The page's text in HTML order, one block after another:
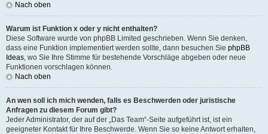
Nach oben
Warum ist Funktion x oder y nicht enthalten?
Diese Software wurde von phpBB Limited geschrieben. Wenn Sie denken,
dass eine Funktion implementiert werden sollte, dann besuchen Sie phpBB
Ideas, wo Sie Ihre Stimme für bestehende Vorschläge abgeben oder neue
Funktionen vorschlagen können.
Nach oben
An wen soll ich mich wenden, falls es Beschwerden oder juristische
Anfragen zu diesem Forum gibt?
Jeder Administrator, der auf der „Das Team“-Seite aufgeführt ist, ist ein
geeigneter Kontakt für Ihre Beschwerde. Wenn Sie so keine Antwort erhalten,